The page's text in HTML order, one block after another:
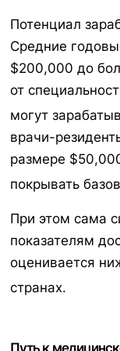
Потенциал
Средние
$200,000 до
от
могут
врачи-
размере
покрывать
При этом сама
показателям
оценивается
странах.